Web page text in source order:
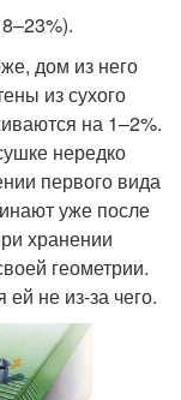
дом из него
из сухого
на 1–2%.
нередко
первого вида
уже после
хранении
геометрии.
не из-за чего.